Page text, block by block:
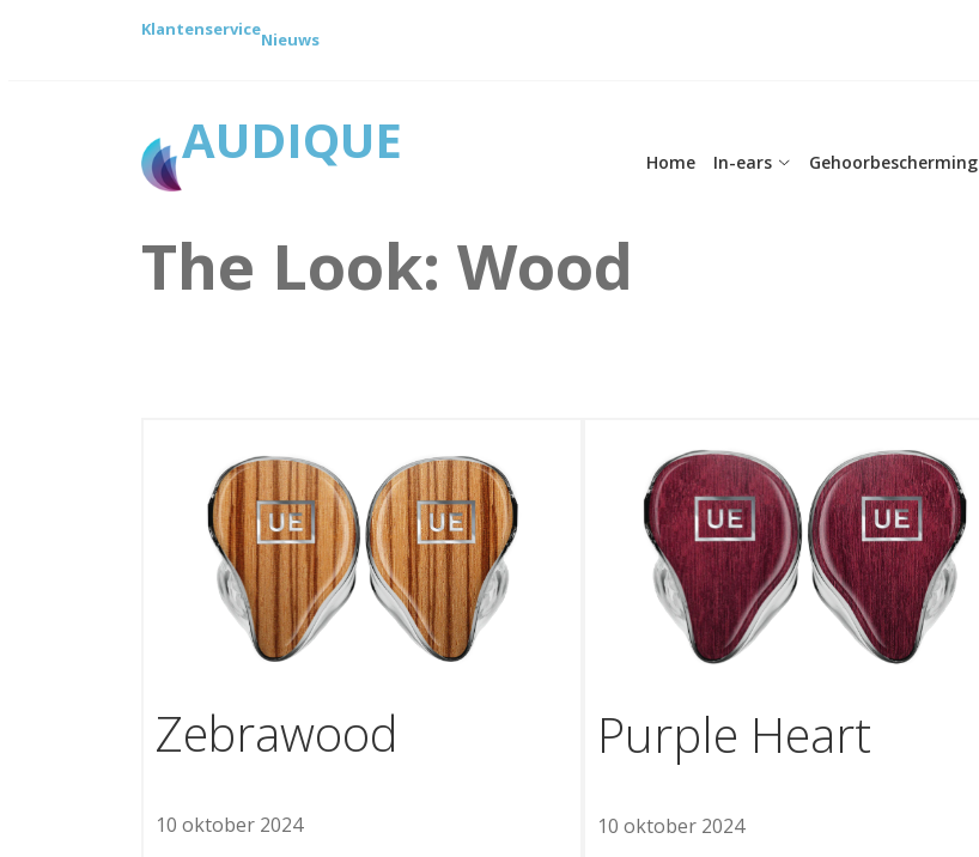
Klantenservice
Nieuws
AUDIQUE Home In-ears Gehoorbescherming
The Look: Wood
Zebrawood
10 oktober 2024
Purple Heart
10 oktober 2024